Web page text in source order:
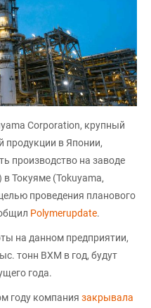
Corporation, крупный
продукции в Японии,
производство на заводе
Токуяме (Tokuyama,
проведения планового
Polymerupdate.
на данном предприятии,
тонн ВХМ в год, будут
года.
году компания закрывала